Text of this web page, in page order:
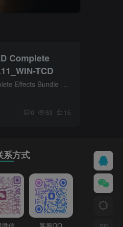
Complete
TCD
Plugin Alliance NEOLD Complete Effects Bundle v2025 是一款专业音频插件套装，集成了8款精心建模的复古效果器，致力于为混音注入经典的模拟温暖感和独特个性。
0 53 15
系方式
微信 客服QQ